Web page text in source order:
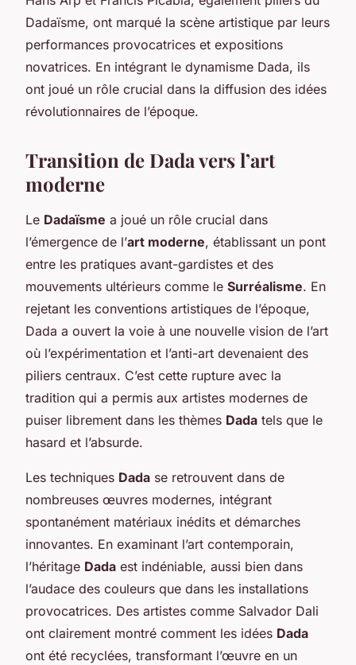
Dadaïsme, ont marqué la scène artistique par leurs
performances provocatrices et expositions
novatrices. En intégrant le dynamisme Dada, ils
ont joué un rôle crucial dans la diffusion des idées
révolutionnaires de l’époque.
Transition de Dada vers l’art
moderne
Le Dadaïsme a joué un rôle crucial dans
l’émergence de l’art moderne, établissant un pont
entre les pratiques avant-gardistes et des
mouvements ultérieurs comme le Surréalisme. En
rejetant les conventions artistiques de l’époque,
Dada a ouvert la voie à une nouvelle vision de l’art
où l’expérimentation et l’anti-art devenaient des
piliers centraux. C’est cette rupture avec la
tradition qui a permis aux artistes modernes de
puiser librement dans les thèmes Dada tels que le
hasard et l’absurde.
Les techniques Dada se retrouvent dans de
nombreuses œuvres modernes, intégrant
spontanément matériaux inédits et démarches
innovantes. En examinant l’art contemporain,
l’héritage Dada est indéniable, aussi bien dans
l’audace des couleurs que dans les installations
provocatrices. Des artistes comme Salvador Dali
ont clairement montré comment les idées Dada
ont été recyclées, transformant l’œuvre en un